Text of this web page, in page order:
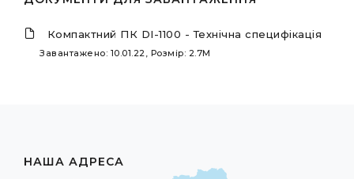
Компактний ПК DI-1100 - Технічна специфікація
Завантажено: 10.01.22, Розмір: 2.7M
НАША АДРЕСА